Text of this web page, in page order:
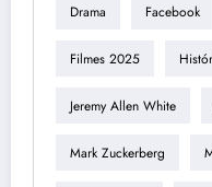
Drama Facebook
Filmes 2025
Jeremy Allen White
Mark Zuckerberg